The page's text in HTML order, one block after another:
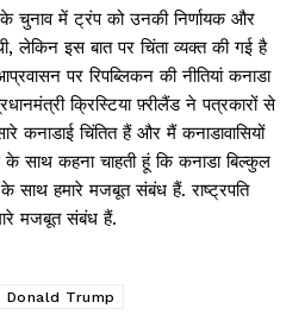
के चुनाव में ट्रंप को उनकी निर्णायक और
लेकिन इस बात पर चिंता व्यक्त की गई है
पर रिपब्लिकन की नीतियां कनाडा
क्रिस्टिया फ़्रीलैंड ने पत्रकारों से
कनाडाई चिंतित हैं और मैं कनाडावासियों
के साथ कहना चाहती हूं कि कनाडा बिल्कुल
साथ हमारे मजबूत संबंध हैं. राष्ट्रपति
मजबूत संबंध हैं.
Donald Trump